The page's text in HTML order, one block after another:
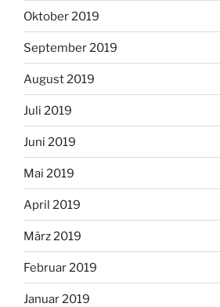
Oktober 2019
September 2019
August 2019
Juli 2019
Juni 2019
Mai 2019
April 2019
März 2019
Februar 2019
Januar 2019